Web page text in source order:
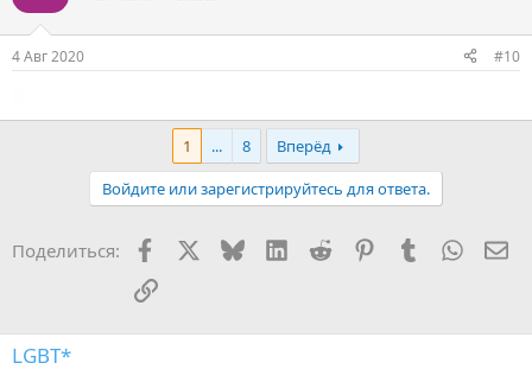
4 Авг 2020 #10
1 ... 8
Вперёд
Войдите или зарегистрируйтесь для ответа.
Поделиться: Facebook BlueskyLinkedIn
Reddit PinterestTumblr
Ссылка
LGBT*